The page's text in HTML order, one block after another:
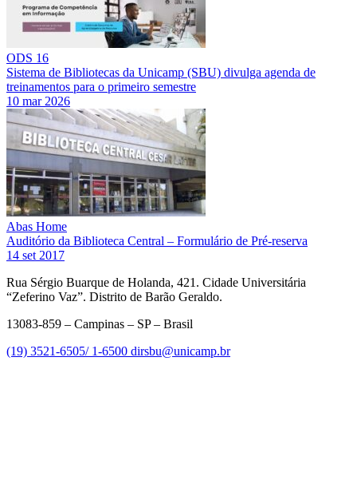
ODS 16
Sistema de Bibliotecas da Unicamp (SBU) divulga agenda de
treinamentos para o primeiro semestre
10 mar 2026
Abas Home
Auditório da Biblioteca Central – Formulário de Pré-reserva
14 set 2017
Rua Sérgio Buarque de Holanda, 421. Cidade Universitária
“Zeferino Vaz”. Distrito de Barão Geraldo.
13083-859 – Campinas – SP – Brasil
(19) 3521-6505/ 1-6500 dirsbu@unicamp.br